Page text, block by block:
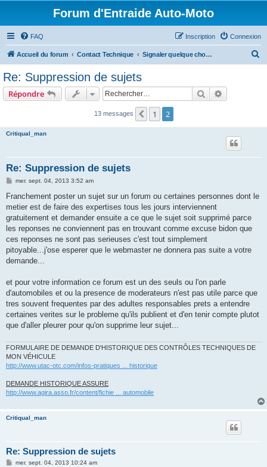
Forum d'Entraide Auto-Moto
FAQ Connexion
Inscription
Accueil du forum Contact Technique Signaler quelque chose au Webmaster
Re: Suppression de sujets
Répondre Rechercher
13 messages Précédent
1 2
Critiqual_man
Re: Suppression de sujets
M
s
a
g
mer. sept. 04, 2013 3:52 am
Franchement poster un sujet sur un forum ou certaines personnes dont le
metier est de faire des expertises tous les jours interviennent
gratuitement et demander ensuite a ce que le sujet soit supprimé parce
les reponses ne conviennent pas en trouvant comme excuse bidon que
ces reponses ne sont pas serieuses c'est tout simplement
pitoyable...j'ose esperer que le webmaster ne donnera pas suite a votre
demande...
et pour votre information ce forum est un des seuls ou l'on parle
d'automobiles et ou la presence de moderateurs n'est pas utile parce que
tres souvent frequentes par des adultes responsables prets a entendre
certaines verites sur le probleme qu'ils publient et d'en tenir compte plutot
que d'aller pleurer pour qu'on supprime leur sujet...
FORMULAIRE DE DEMANDE D'HISTORIQUE DES CONTRÔLES TECHNIQUES DE
MON VÉHICULE
http://www.utac-otc.com/infos-pratiques ... historique
DEMANDE HISTORIQUE ASSURE
http://www.agira.asso.fr/content/fichie ... automobile
Critiqual_man
Re: Suppression de sujets
Mmer. sept. 04, 2013 10:24 am